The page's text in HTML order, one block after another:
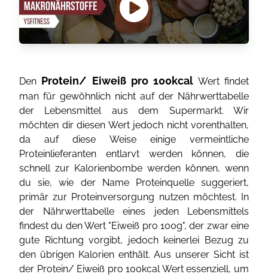
Den Protein/ Eiweiß pro 100kcal Wert findet
man für gewöhnlich nicht auf der Nährwerttabelle
der Lebensmittel aus dem Supermarkt. Wir
möchten dir diesen Wert jedoch nicht vorenthalten,
da auf diese Weise einige vermeintliche
Proteinlieferanten entlarvt werden können, die
schnell zur Kalorienbombe werden können, wenn
du sie, wie der Name Proteinquelle suggeriert,
primär zur Proteinversorgung nutzen möchtest. In
der Nährwerttabelle eines jeden Lebensmittels
findest du den Wert "Eiweiß pro 100g", der zwar eine
gute Richtung vorgibt, jedoch keinerlei Bezug zu
den übrigen Kalorien enthält. Aus unserer Sicht ist
der Protein/ Eiweiß pro 100kcal Wert essenziell, um